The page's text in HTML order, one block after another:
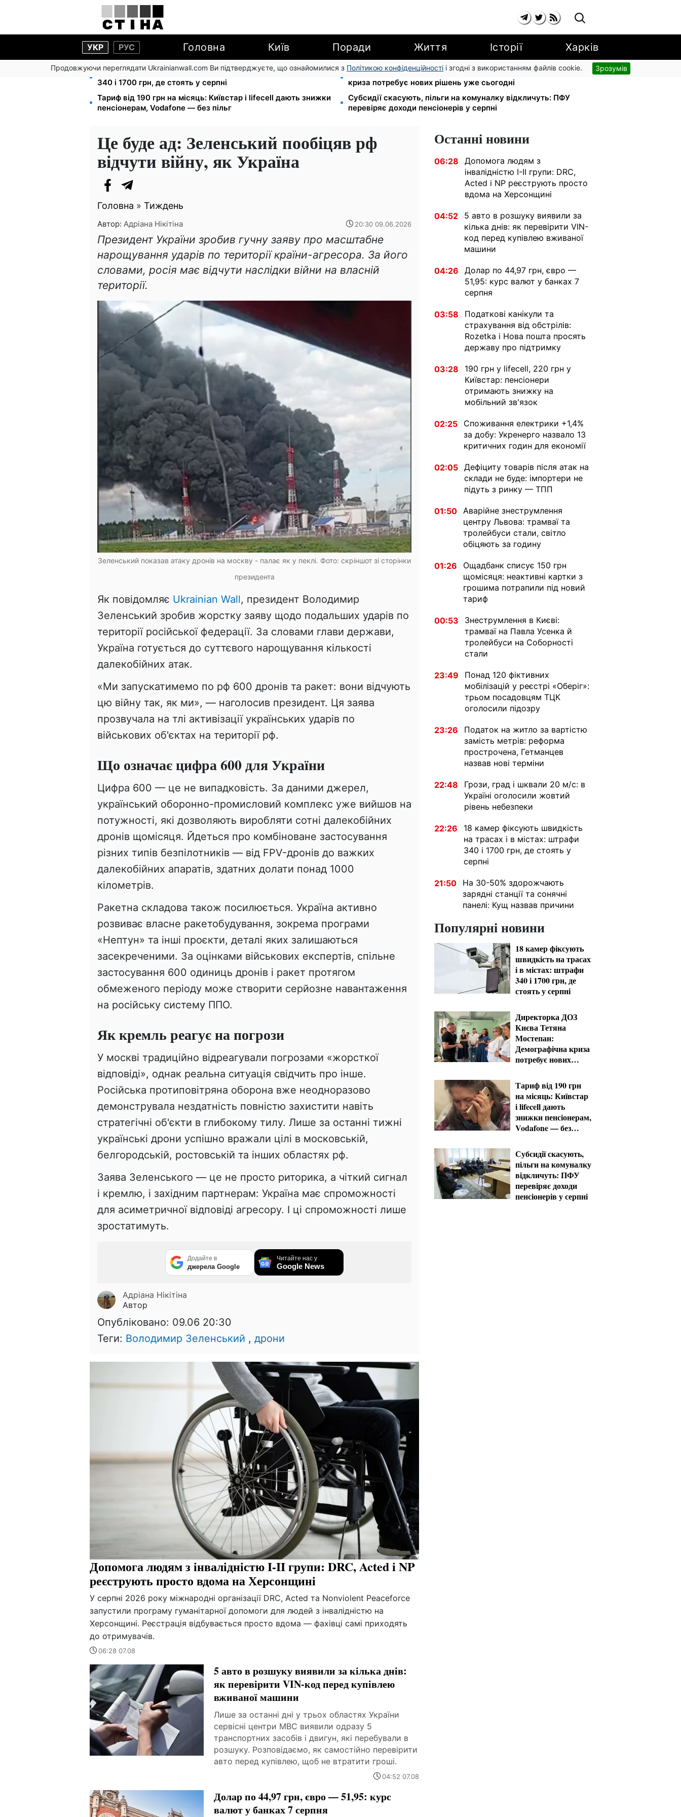
УКР РУС Головна Київ Поради Життя Історії Харків
Продовжуючи переглядати Ukrainianwall.com Ви підтверджуєте, що ознайомилися з Політикою конфіденційності і згодні з використанням файлів cookie. Зрозумів
18 камер фіксують швидкість на трасах і в містах: штрафи
340 і 1700 грн, де стоять у серпні
Директорка ДОЗ Києва Тетяна Мостепан: Демографічна
криза потребує нових рішень уже сьогодні
Тариф від 190 грн на місяць: Київстар і lifecell дають знижки
пенсіонерам, Vodafone — без пільг
Субсидії скасують, пільги на комуналку відкличуть: ПФУ
перевіряє доходи пенсіонерів у серпні
Це буде ад: Зеленський пообіцяв рф
відчути війну, як Україна
Головна » Тиждень
Автор: Адріана Нікітіна 20:30 09.06.2026
Президент України зробив гучну заяву про масштабне
нарощування ударів по території країни-агресора. За його
словами, росія має відчути наслідки війни на власній
території.
Зеленський показав атаку дронів на москву - палає як у пеклі. Фото: скріншот зі сторінки
президента
Як повідомляє Ukrainian Wall, президент Володимир
Зеленський зробив жорстку заяву щодо подальших ударів по
території російської федерації. За словами глави держави,
Україна готується до суттєвого нарощування кількості
далекобійних атак.
«Ми запускатимемо по рф 600 дронів та ракет: вони відчують
цю війну так, як ми», — наголосив президент. Ця заява
прозвучала на тлі активізації українських ударів по
військових об'єктах на території рф.
Що означає цифра 600 для України
Цифра 600 — це не випадковість. За даними джерел,
український оборонно-промисловий комплекс уже вийшов на
потужності, які дозволяють виробляти сотні далекобійних
дронів щомісяця. Йдеться про комбіноване застосування
різних типів безпілотників — від FPV-дронів до важких
далекобійних апаратів, здатних долати понад 1000
кілометрів.
Ракетна складова також посилюється. Україна активно
розвиває власне ракетобудування, зокрема програми
«Нептун» та інші проєкти, деталі яких залишаються
засекреченими. За оцінками військових експертів, спільне
застосування 600 одиниць дронів і ракет протягом
обмеженого періоду може створити серйозне навантаження
на російську систему ППО.
Як кремль реагує на погрози
У москві традиційно відреагували погрозами «жорсткої
відповіді», однак реальна ситуація свідчить про інше.
Російська протиповітряна оборона вже неодноразово
демонструвала нездатність повністю захистити навіть
стратегічні об'єкти в глибокому тилу. Лише за останні тижні
українські дрони успішно вражали цілі в московській,
белгородській, ростовській та інших областях рф.
Заява Зеленського — це не просто риторика, а чіткий сигнал
і кремлю, і західним партнерам: Україна має спроможності
для асиметричної відповіді агресору. І ці спроможності лише
зростатимуть.
Додайте в
джерела Google
Читайте нас у
Google News
Адріана Нікітіна
Автор
Опубліковано: 09.06 20:30
Теги: Володимир Зеленський , дрони
Допомога людям з інвалідністю I-II групи: DRC, Acted і NP
реєструють просто вдома на Херсонщині
У серпні 2026 року міжнародні організації DRC, Acted та Nonviolent Peaceforce
запустили програму гуманітарної допомоги для людей з інвалідністю на
Херсонщині. Реєстрація відбувається просто вдома — фахівці самі приходять
до отримувачів.
06:28 07.08
5 авто в розшуку виявили за кілька днів:
як перевірити VIN-код перед купівлею
вживаної машини
Лише за останні дні у трьох областях України
сервісні центри МВС виявили одразу 5
транспортних засобів і двигун, які перебували в
розшуку. Розповідаємо, як самостійно перевірити
авто перед купівлею, щоб не втратити гроші.
04:52 07.08
Долар по 44,97 грн, євро — 51,95: курс
валют у банках 7 серпня
Останні новини
06:28
Допомога людям з
інвалідністю I-II групи: DRC,
Acted і NP реєструють просто
вдома на Херсонщині
04:52
5 авто в розшуку виявили за
кілька днів: як перевірити VIN-
код перед купівлею вживаної
машини
04:26
Долар по 44,97 грн, євро —
51,95: курс валют у банках 7
серпня
03:58
Податкові канікули та
страхування від обстрілів:
Rozetka і Нова пошта просять
державу про підтримку
03:28
190 грн у lifecell, 220 грн у
Київстар: пенсіонери
отримають знижку на
мобільний зв'язок
02:25
Споживання електрики +1,4%
за добу: Укренерго назвало 13
критичних годин для економії
02:05 Дефіциту товарів після атак на
склади не буде: імпортери не
підуть з ринку — ТПП
01:50 Аварійне знеструмлення
центру Львова: трамваї та
тролейбуси стали, світло
обіцяють за годину
01:26
Ощадбанк списує 150 грн
щомісяця: неактивні картки з
грошима потрапили під новий
тариф
00:53
Знеструмлення в Києві:
трамваї на Павла Усенка й
тролейбуси на Соборності
стали
23:49
Понад 120 фіктивних
мобілізацій у реєстрі «Оберіг»:
трьом посадовцям ТЦК
оголосили підозру
23:26
Податок на житло за вартістю
замість метрів: реформа
прострочена, Гетманцев
назвав нові терміни
22:48
Грози, град і шквали 20 м/с: в
Україні оголосили жовтий
рівень небезпеки
22:26
18 камер фіксують швидкість
на трасах і в містах: штрафи
340 і 1700 грн, де стоять у
серпні
21:50
На 30-50% здорожчають
зарядні станції та сонячні
панелі: Кущ назвав причини
Популярні новини
18 камер фіксують
швидкість на трасах
і в містах: штрафи
340 і 1700 грн, де
стоять у серпні
Директорка ДОЗ
Києва Тетяна
Мостепан:
Демографічна криза
потребує нових
Тариф від 190 грн
на місяць: Київстар
і lifecell дають
знижки пенсіонерам,
Vodafone — без
Субсидії скасують,
пільги на комуналку
відкличуть: ПФУ
перевіряє доходи
пенсіонерів у серпні